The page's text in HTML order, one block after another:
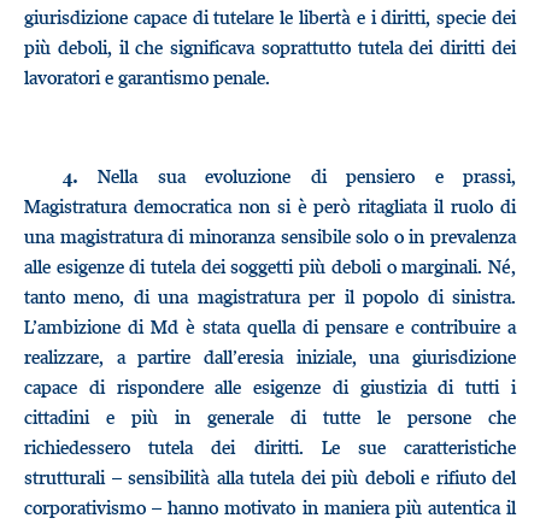
giurisdizione capace di tutelare le libertà e i diritti, specie dei
più deboli, il che significava soprattutto tutela dei diritti dei
lavoratori e garantismo penale.
4.Nella sua evoluzione di pensiero e prassi,
Magistratura democratica non si è però ritagliata il ruolo di
una magistratura di minoranza sensibile solo o in prevalenza
alle esigenze di tutela dei soggetti più deboli o marginali. Né,
tanto meno, di una magistratura per il popolo di sinistra.
L’ambizione di Md è stata quella di pensare e contribuire a
realizzare, a partire dall’eresia iniziale, una giurisdizione
capace di rispondere alle esigenze di giustizia di tutti i
cittadini e più in generale di tutte le persone che
richiedessero tutela dei diritti. Le sue caratteristiche
strutturali – sensibilità alla tutela dei più deboli e rifiuto del
corporativismo – hanno motivato in maniera più autentica il